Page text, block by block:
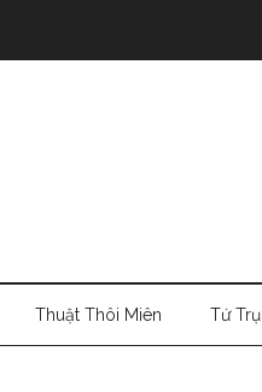
Thuật Thôi Miên Tứ Trụ